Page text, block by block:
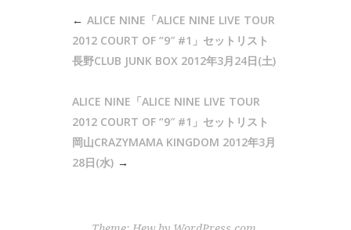
ALICE NINE「ALICE NINE LIVE TOUR
2012 COURT OF “9″ #1」セットリスト
長野CLUB JUNK BOX 2012年3月24日(土)
ALICE NINE「ALICE NINE LIVE TOUR
2012 COURT OF “9″ #1」セットリスト
岡山CRAZYMAMA KINGDOM 2012年3月
28日(水)